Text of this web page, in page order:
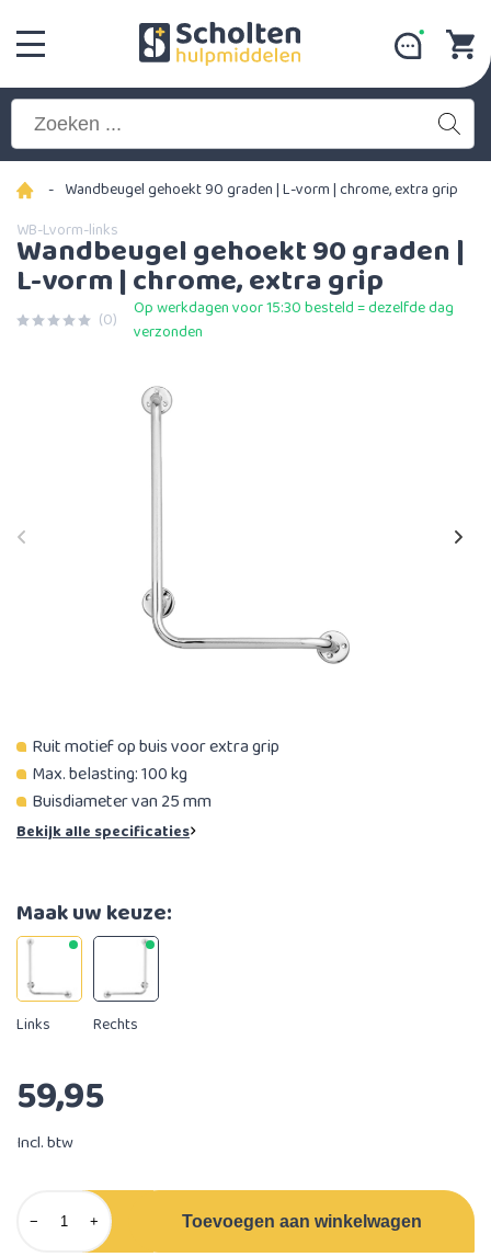
- Wandbeugel gehoekt 90 graden | L-vorm | chrome, extra grip
WB-Lvorm-links
Wandbeugel gehoekt 90 graden |
L-vorm | chrome, extra grip
(0)
Op werkdagen voor 15:30 besteld = dezelfde dag
verzonden
Ruit motief op buis voor extra grip
Max. belasting: 100 kg
Buisdiameter van 25 mm
Bekijk alle specificaties
Maak uw keuze:
Links Rechts
59,95
Incl. btw
− + Toevoegen aan winkelwagen